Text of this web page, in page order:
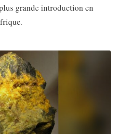
grande introduction en